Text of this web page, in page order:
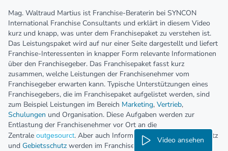
Mag. Waltraud Martius ist Franchise-Beraterin bei SYNCON
International Franchise Consultants und erklärt in diesem Video
kurz und knapp, was unter dem Franchisepaket zu verstehen ist.
Das Leistungspaket wird auf nur einer Seite dargestellt und liefert
Franchise-Interessenten in knapper Form relevante Informationen
über den Franchisegeber. Das Franchisepaket fasst kurz
zusammen, welche Leistungen der Franchisenehmer vom
Franchisegeber erwarten kann. Typische Unterstützungen eines
Franchisegebers, die im Franchisepaket aufgelistet werden, sind
zum Beispiel Leistungen im Bereich Marketing, Vertrieb,
Schulungen und Organisation. Diese Aufgaben werden zur
Entlastung der Franchisenehmer vor Ort an die
Zentrale outgesourct. Aber auch Informationen zum Markenschutz
und Gebietsschutz werden im Franchisepaket dargestellt.
Video ansehen